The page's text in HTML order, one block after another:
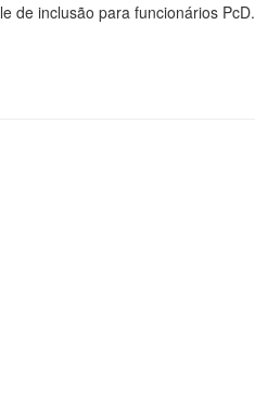
de inclusão para funcionários PcD.